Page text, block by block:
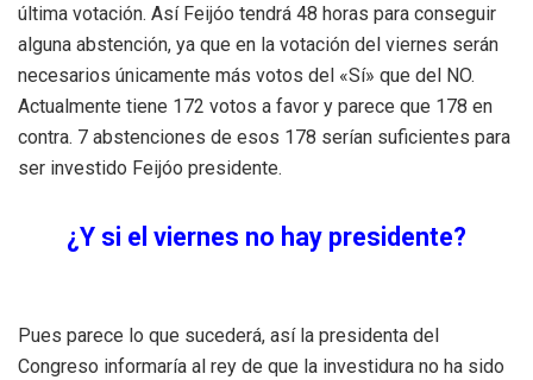
última votación. Así Feijóo tendrá 48 horas para conseguir
alguna abstención, ya que en la votación del viernes serán
necesarios únicamente más votos del «Sí» que del NO.
Actualmente tiene 172 votos a favor y parece que 178 en
contra. 7 abstenciones de esos 178 serían suficientes para
ser investido Feijóo presidente.
¿Y si el viernes no hay presidente?
Pues parece lo que sucederá, así la presidenta del
Congreso informaría al rey de que la investidura no ha sido